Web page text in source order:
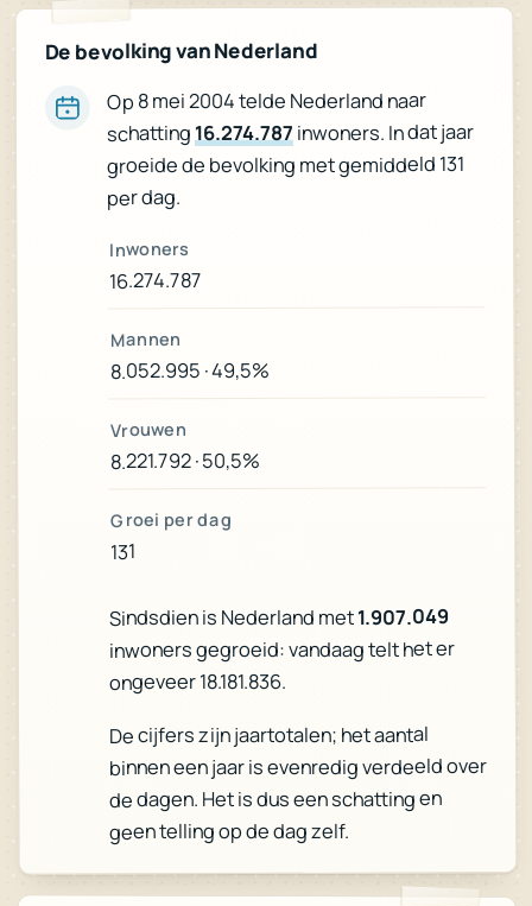
De bevolking van Nederland
Op 8 mei 2004 telde Nederland naar
schatting 16.274.787 inwoners. In dat jaar
groeide de bevolking met gemiddeld 131
per dag.
Inwoners
16.274.787
Mannen
8.052.995 · 49,5%
Vrouwen
8.221.792 · 50,5%
Groei per dag
131
Sindsdien is Nederland met1.907.049
inwoners gegroeid: vandaag telt het er
ongeveer 18.181.836.
De cijfers zijn jaartotalen; het aantal
binnen een jaar is evenredig verdeeld over
de dagen. Het is dus een schatting en
geen telling op de dag zelf.